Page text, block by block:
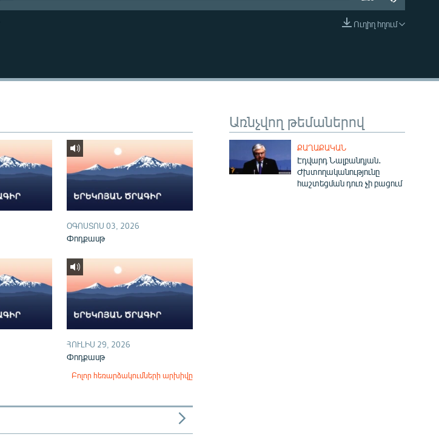
EMBED
Ուղիղ հղում
Առնչվող թեմաներով
ՔԱՂԱՔԱԿԱՆ
Էդվարդ Նալբանդյան․
Ժխտողականությունը
հաշտեցման դուռ չի բացում
ՕԳՈՍՏՈՍ 03, 2026
Փոդքասթ
ՀՈՒԼԻՍ 29, 2026
Փոդքասթ
Բոլոր հեռարձակումների արխիվը